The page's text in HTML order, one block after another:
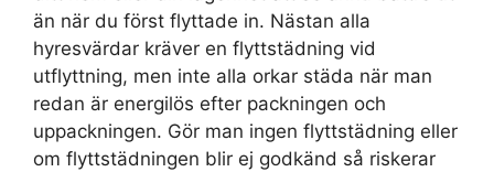
än när du först flyttade in. Nästan alla
hyresvärdar kräver en flyttstädning vid
utflyttning, men inte alla orkar städa när man
redan är energilös efter packningen och
uppackningen. Gör man ingen flyttstädning eller
om flyttstädningen blir ej godkänd så riskerar